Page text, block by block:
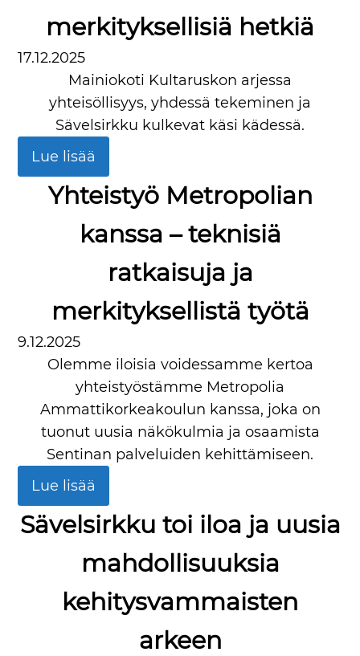
merkityksellisiä hetkiä
17.12.2025
Mainiokoti Kultaruskon arjessa
yhteisöllisyys, yhdessä tekeminen ja
Sävelsirkku kulkevat käsi kädessä.
Lue lisää
Yhteistyö Metropolian
kanssa – teknisiä
ratkaisuja ja
merkityksellistä työtä
9.12.2025
Olemme iloisia voidessamme kertoa
yhteistyöstämme Metropolia
Ammattikorkeakoulun kanssa, joka on
tuonut uusia näkökulmia ja osaamista
Sentinan palveluiden kehittämiseen.
Lue lisää
Sävelsirkku toi iloa ja uusia
mahdollisuuksia
kehitysvammaisten
arkeen